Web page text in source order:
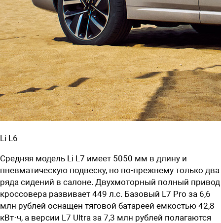
Li L6
Средняя модель Li L7 имеет 5050 мм в длину и
пневматическую подвеску, но по-прежнему только два
ряда сидений в салоне. Двухмоторный полный привод
кроссовера развивает 449 л.с. Базовый L7 Pro за 6,6
млн рублей оснащен тяговой батареей емкостью 42,8
кВт·ч, а версии L7 Ultra за 7,3 млн рублей полагаются